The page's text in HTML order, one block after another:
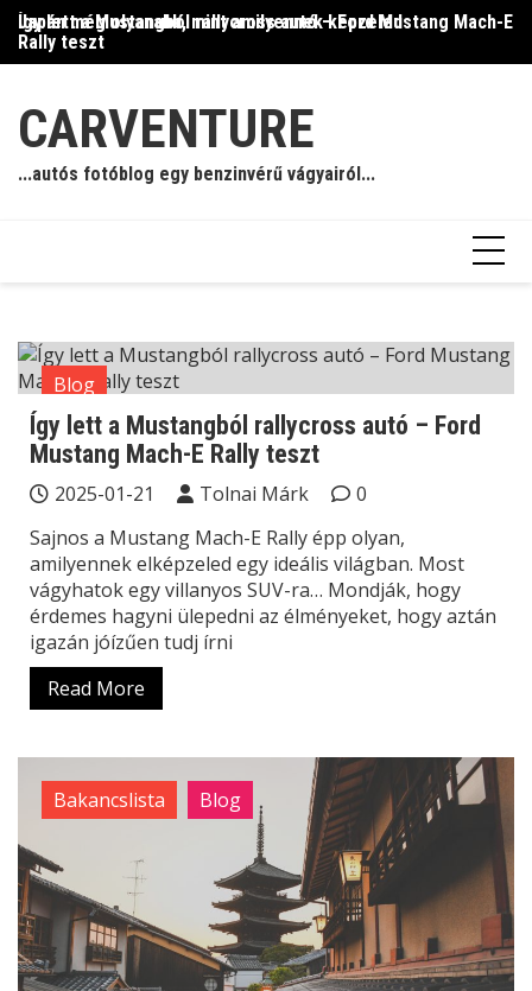
Skip
content
Így lett a Mustangból rallycross autó – Ford Mustang Mach-E
Rally teszt
Japán még olyanabb, mint amilyennek képzeled
CARVENTURE
...autós fotóblog egy benzinvérű vágyairól...
Blog
Így lett a Mustangból rallycross autó – Ford
Mustang Mach-E Rally teszt
2025-01-21 Tolnai Márk
0
Sajnos a Mustang Mach-E Rally épp olyan,
amilyennek elképzeled egy ideális világban. Most
vágyhatok egy villanyos SUV-ra… Mondják, hogy
érdemes hagyni ülepedni az élményeket, hogy aztán
igazán jóízűen tudj írni
Read More
Bakancslista Blog